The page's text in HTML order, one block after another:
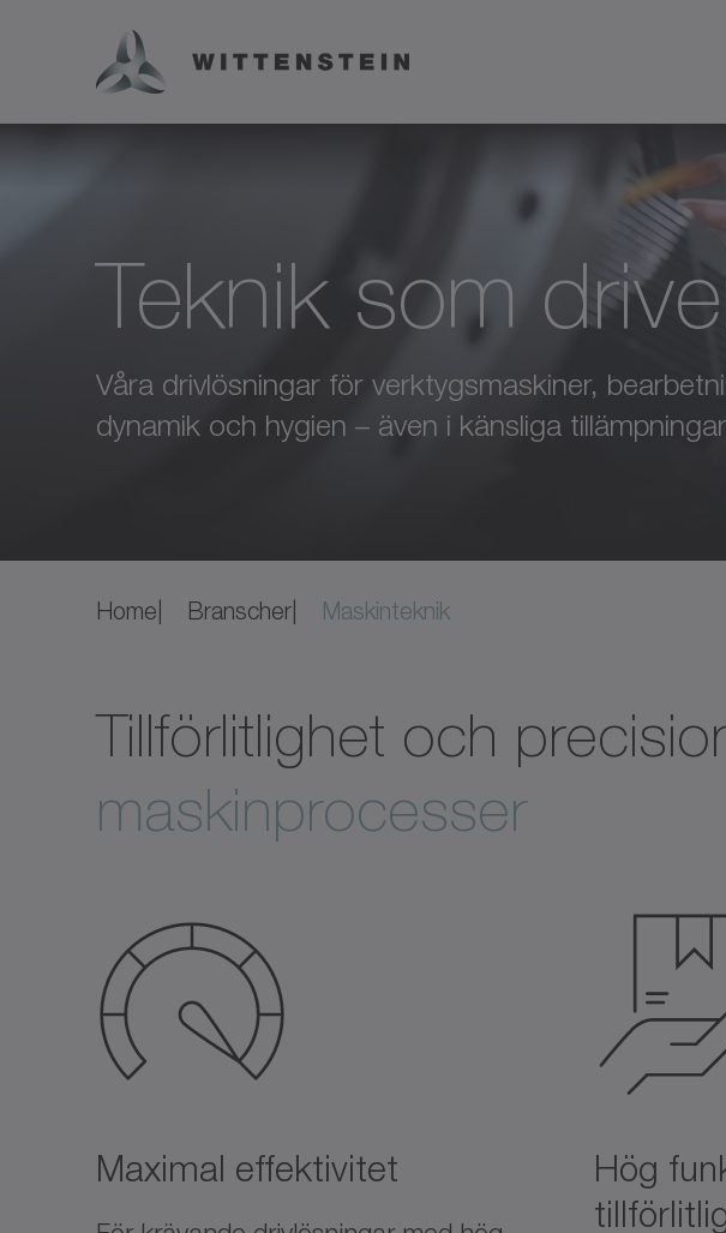
Teknik som
Våra drivlösningar för verktygsmaskiner,
dynamik och hygien – även i känsliga
Home Branscher Maskinteknik
Tillförlitlighet och
maskinprocesser
Maximal effektivitet
Hög